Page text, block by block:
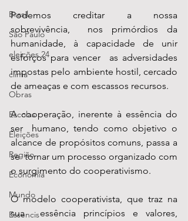
Brasil
São Paulo
eleições 24
clima
Obras
Escolas
Eleições
Região
Economia
Mundo
Essencis
Podemos creditar a nossa
sobrevivência,  nos primórdios da
humanidade, à capacidade de unir
esforços para vencer  as adversidades
impostas pelo ambiente hostil, cercado
de ameaças e com escassos recursos.
A cooperação, inerente à essência do
ser  humano, tendo como objetivo o
alcance de propósitos comuns, passa a
se  tornar um processo organizado com
o surgimento do cooperativismo.
O modelo cooperativista, que traz na
sua  essência princípios e valores,